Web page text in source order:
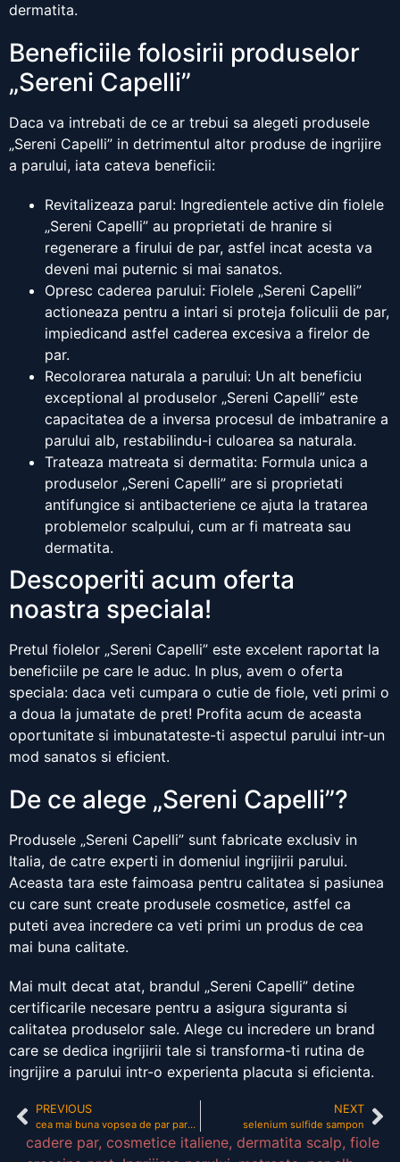
dermatita.
Beneficiile folosirii produselor
„Sereni Capelli”
Daca va intrebati de ce ar trebui sa alegeti produsele
„Sereni Capelli” in detrimentul altor produse de ingrijire
a parului, iata cateva beneficii:
Revitalizeaza parul: Ingredientele active din fiolele
„Sereni Capelli” au proprietati de hranire si
regenerare a firului de par, astfel incat acesta va
deveni mai puternic si mai sanatos.
Opresc caderea parului: Fiolele „Sereni Capelli”
actioneaza pentru a intari si proteja foliculii de par,
impiedicand astfel caderea excesiva a firelor de
par.
Recolorarea naturala a parului: Un alt beneficiu
exceptional al produselor „Sereni Capelli” este
capacitatea de a inversa procesul de imbatranire a
parului alb, restabilindu-i culoarea sa naturala.
Trateaza matreata si dermatita: Formula unica a
produselor „Sereni Capelli” are si proprietati
antifungice si antibacteriene ce ajuta la tratarea
problemelor scalpului, cum ar fi matreata sau
dermatita.
Descoperiti acum oferta
noastra speciala!
Pretul fiolelor „Sereni Capelli” este excelent raportat la
beneficiile pe care le aduc. In plus, avem o oferta
speciala: daca veti cumpara o cutie de fiole, veti primi o
a doua la jumatate de pret! Profita acum de aceasta
oportunitate si imbunatateste-ti aspectul parului intr-un
mod sanatos si eficient.
De ce alege „Sereni Capelli”?
Produsele „Sereni Capelli” sunt fabricate exclusiv in
Italia, de catre experti in domeniul ingrijirii parului.
Aceasta tara este faimoasa pentru calitatea si pasiunea
cu care sunt create produsele cosmetice, astfel ca
puteti avea incredere ca veti primi un produs de cea
mai buna calitate.
Mai mult decat atat, brandul „Sereni Capelli” detine
certificarile necesare pentru a asigura siguranta si
calitatea produselor sale. Alege cu incredere un brand
care se dedica ingrijirii tale si transforma-ti rutina de
ingrijire a parului intr-o experienta placuta si eficienta.
PREVIOUS
cea mai buna vopsea de par pareri
NEXT
selenium sulfide sampon
cadere par, cosmetice italiene, dermatita scalp, fiole